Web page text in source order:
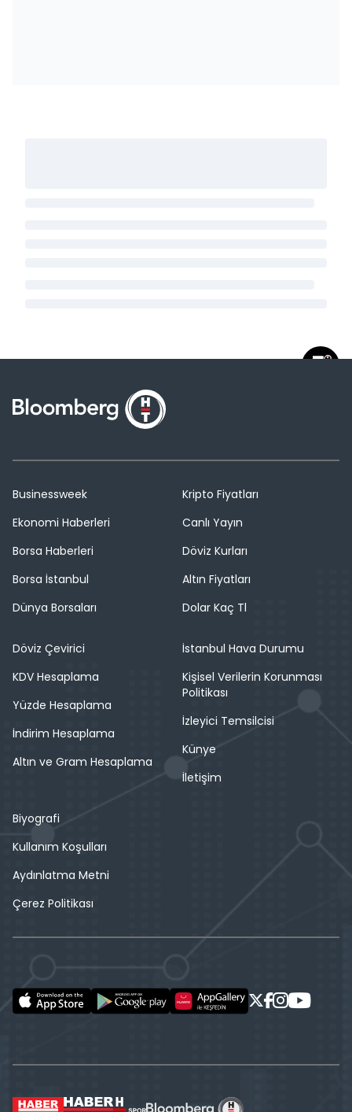
Businessweek
Ekonomi Haberleri
Borsa Haberleri
Borsa İstanbul
Dünya Borsaları
Kripto Fiyatları
Canlı Yayın
Döviz Kurları
Altın Fiyatları
Dolar Kaç Tl
Döviz Çevirici
KDV Hesaplama
Yüzde Hesaplama
İndirim Hesaplama
Altın ve Gram Hesaplama
İstanbul Hava Durumu
Kişisel Verilerin Korunması
Politikası
İzleyici Temsilcisi
Künye
İletişim
Biyografi
Kullanım Koşulları
Aydınlatma Metni
Çerez Politikası